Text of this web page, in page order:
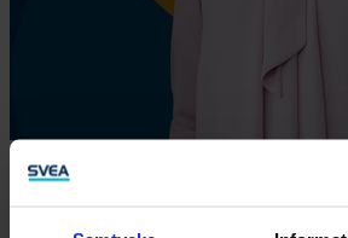
Vastaamme puheluusi 17